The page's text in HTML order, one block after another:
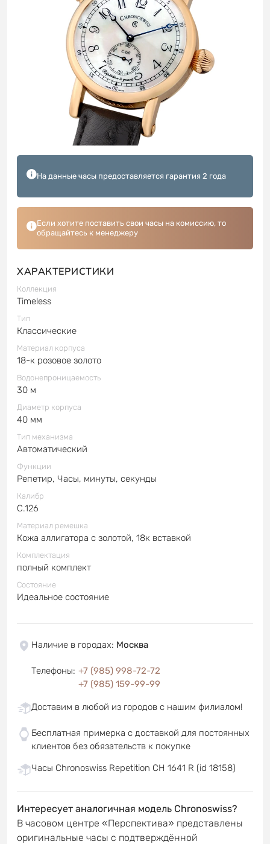
На данные часы предоставляется гарантия 2 года
Если хотите поставить свои часы на комиссию, то
обращайтесь к менеджеру
ХАРАКТЕРИСТИКИ
Коллекция
Timeless
Тип
Классические
Материал корпуса
18-к розовое золото
Водонепроницаемость
30 м
Диаметр корпуса
40 мм
Тип механизма
Автоматический
Функции
Репетир, Часы, минуты, секунды
Калибр
C.126
Материал ремешка
Кожа аллигатора с золотой, 18к вставкой
Комплектация
полный комплект
Состояние
Идеальное состояние
Наличие в городах: Москва
Телефоны: +7 (985) 998-72-72
+7 (985) 159-99-99
Доставим в любой из городов с нашим филиалом!
Бесплатная примерка с доставкой для постоянных
клиентов без обязательств к покупке
Часы Chronoswiss Repetition CH 1641 R (id 18158)
Интересует аналогичная модель Chronoswiss?
В часовом центре «Перспектива» представлены
оригинальные часы с подтверждённой